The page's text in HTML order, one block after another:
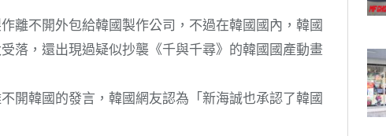
離不開外包給韓國製作公司，不過在韓國國內，韓國
落，還出現過疑似抄襲《千與千尋》的韓國國產動畫
開韓國的發言，韓國網友認為「新海誠也承認了韓國